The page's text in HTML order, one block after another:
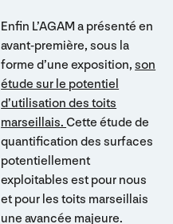
Enfin L’AGAM a présenté en
avant-première, sous la
forme d’une exposition,son
étude sur le potentiel
d’utilisation des toits
marseillais.Cette étude de
quantification des surfaces
potentiellement
exploitables est pour nous
et pour les toits marseillais
une avancée majeure.